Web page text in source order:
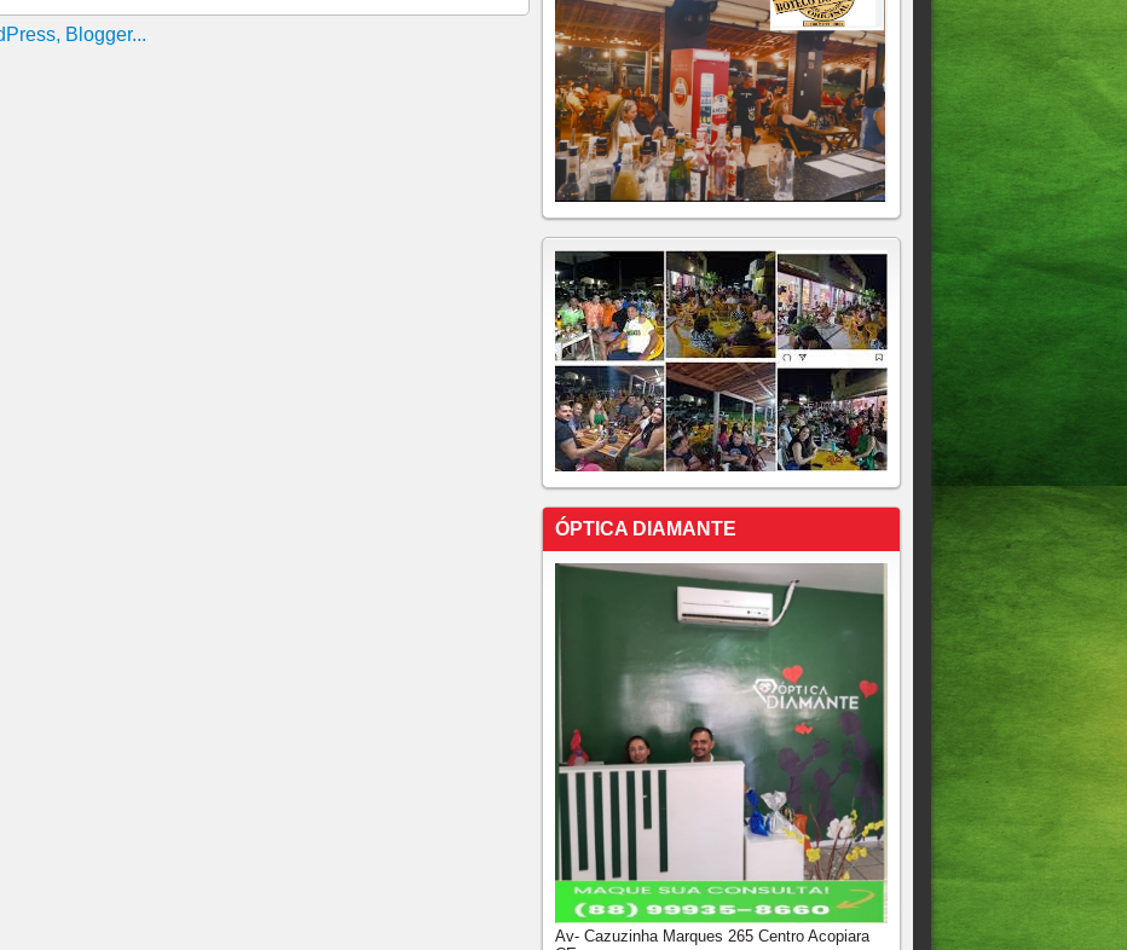
chamar Cancellier, propõe Paulo Pimenta
montou plano para ficar rico com fama da Lava Jato
ÓPTICA DIAMANTE
Av- Cazuzinha Marques 265 Centro Acopiara